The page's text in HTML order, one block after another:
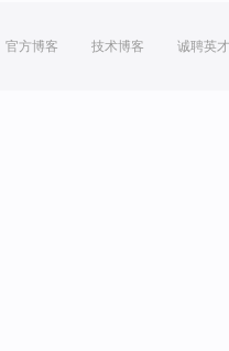
官方博客 技术博客 诚聘英才